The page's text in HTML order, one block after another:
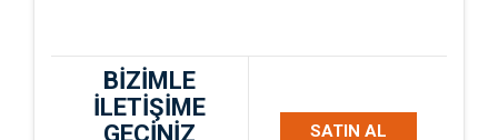
BİZİMLE
İLETİŞİME
GEÇİNİZ
SATIN AL